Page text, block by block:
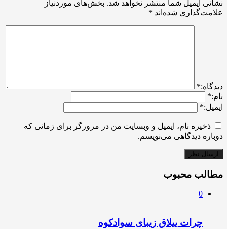
نشانی ایمیل شما منتشر نخواهد شد. بخش‌های موردنیاز
علامت‌گذاری شده‌اند *
ديدگاه:*
نام:*
ایمیل:*
ذخیره نام، ایمیل و وبسایت من در مرورگر برای زمانی که
دوباره دیدگاهی می‌نویسم.
مطالب محبوب
0
چرات ییلاق زیبای سوادکوه